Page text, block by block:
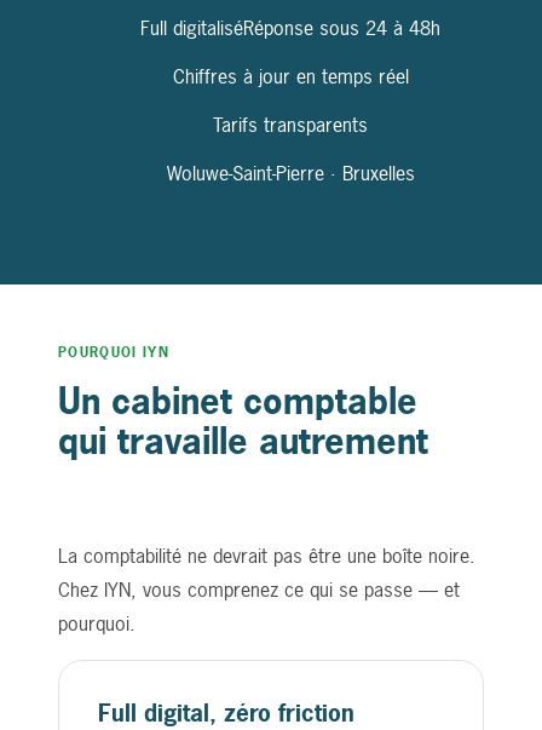
Full digitaliséRéponse sous 24 à 48h
Chiffres à jour en temps réel
Tarifs transparents
Woluwe-Saint-Pierre · Bruxelles
POURQUOI IYN
Un cabinet comptable
qui travaille autrement
La comptabilité ne devrait pas être une boîte noire.
Chez IYN, vous comprenez ce qui se passe — et
pourquoi.
Full digital, zéro friction